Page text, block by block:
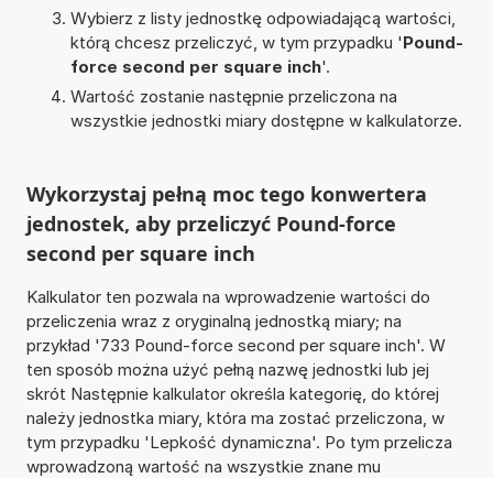
Wybierz z listy jednostkę odpowiadającą wartości,
którą chcesz przeliczyć, w tym przypadku 'Pound-
force second per square inch'.
Wartość zostanie następnie przeliczona na
wszystkie jednostki miary dostępne w kalkulatorze.
Wykorzystaj pełną moc tego konwertera
jednostek, aby przeliczyć Pound-force
second per square inch
Kalkulator ten pozwala na wprowadzenie wartości do
przeliczenia wraz z oryginalną jednostką miary; na
przykład '733 Pound-force second per square inch'. W
ten sposób można użyć pełną nazwę jednostki lub jej
skrót Następnie kalkulator określa kategorię, do której
należy jednostka miary, która ma zostać przeliczona, w
tym przypadku 'Lepkość dynamiczna'. Po tym przelicza
wprowadzoną wartość na wszystkie znane mu